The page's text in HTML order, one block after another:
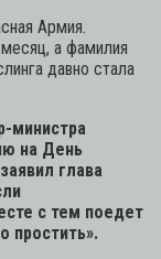
Армия.
а фамилия
давно стала
министра
на День
глава
с тем поедет